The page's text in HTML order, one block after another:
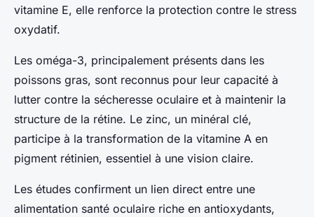
vitamine E, elle renforce la protection contre le stress
oxydatif.
Les oméga-3, principalement présents dans les
poissons gras, sont reconnus pour leur capacité à
lutter contre la sécheresse oculaire et à maintenir la
structure de la rétine. Le zinc, un minéral clé,
participe à la transformation de la vitamine A en
pigment rétinien, essentiel à une vision claire.
Les études confirment un lien direct entre une
alimentation santé oculaire riche en antioxydants,